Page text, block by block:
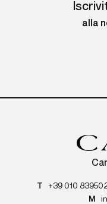
alla
T +39 010
M